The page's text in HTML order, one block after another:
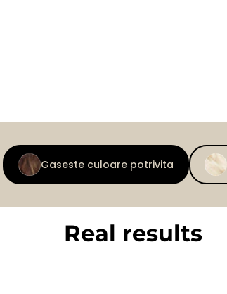
Gaseste culoare potrivita
Real results